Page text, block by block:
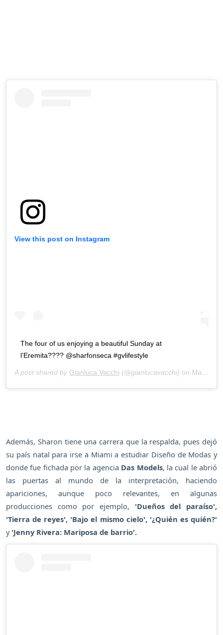
View this post on Instagram
The four of us enjoying a beautiful Sunday at
l’Eremita???? @sharfonseca #gvlifestyle
A post shared by Gianluca Vacchi (@gianlucavacchi) on May 17, 2020 at 9:42am PDT
Además, Sharon tiene una carrera que la respalda, pues dejó
su país natal para irse a Miami a estudiar Diseño de Modas y
donde fue fichada por la agencia Das Models, la cual le abrió
las puertas al mundo de la interpretación, haciendo
apariciones, aunque poco relevantes, en algunas
producciones como por ejemplo, 'Dueños del paraíso',
'Tierra de reyes', 'Bajo el mismo cielo', '¿Quién es quién?'
y 'Jenny Rivera: Mariposa de barrio'.